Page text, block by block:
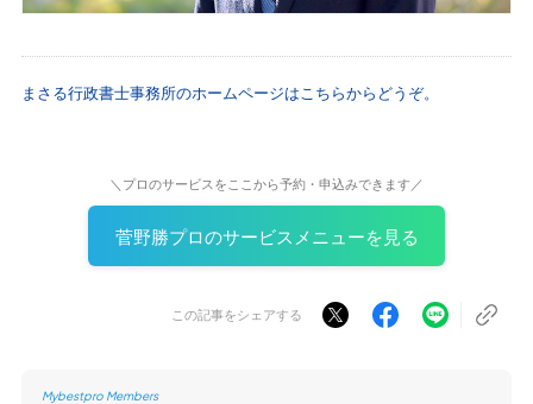
まさる行政書士事務所のホームページはこちらからどうぞ。
＼プロのサービスをここから予約・申込みできます／
菅野勝プロのサービスメニューを見る
この記事をシェアする
Mybestpro Members